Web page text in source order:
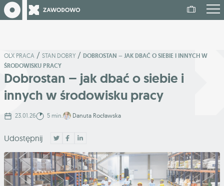
OLX PRACA / STAN DOBRY / DOBROSTAN – JAK DBAĆ O SIEBIE I INNYCH W
ŚRODOWISKU PRACY
Dobrostan – jak dbać o siebie i
innych w środowisku pracy
23.01.26 5 min. Danuta Rocławska
Udostępnij